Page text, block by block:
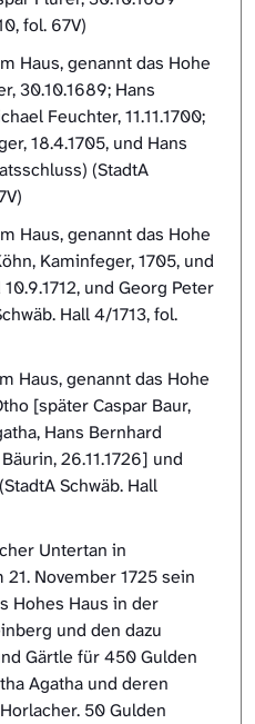
fol. 67V)
Haus, genannt das Hohe
30.10.1689; Hans
Feuchter, 11.11.1700;
18.4.1705, und Hans
(StadtA
Haus, genannt das Hohe
Kaminfeger, 1705, und
und Georg Peter
Hall 4/1713, fol.
Haus, genannt das Hohe
[später Caspar Baur,
Hans Bernhard
26.11.1726] und
Schwäb. Hall
Untertan in
November 1725 sein
Hohes Haus in der
und den dazu
Gärtle für 450 Gulden
Agatha und deren
50 Gulden